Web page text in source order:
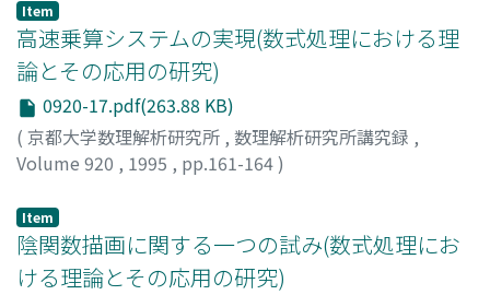
Item
高速乗算システムの実現(数式処理における理
論とその応用の研究)
0920-17.pdf(263.88 KB)
( 京都大学数理解析研究所 , 数理解析研究所講究録 ,
Volume 920 , 1995 , pp.161-164)
Item
陰関数描画に関する一つの試み(数式処理にお
ける理論とその応用の研究)